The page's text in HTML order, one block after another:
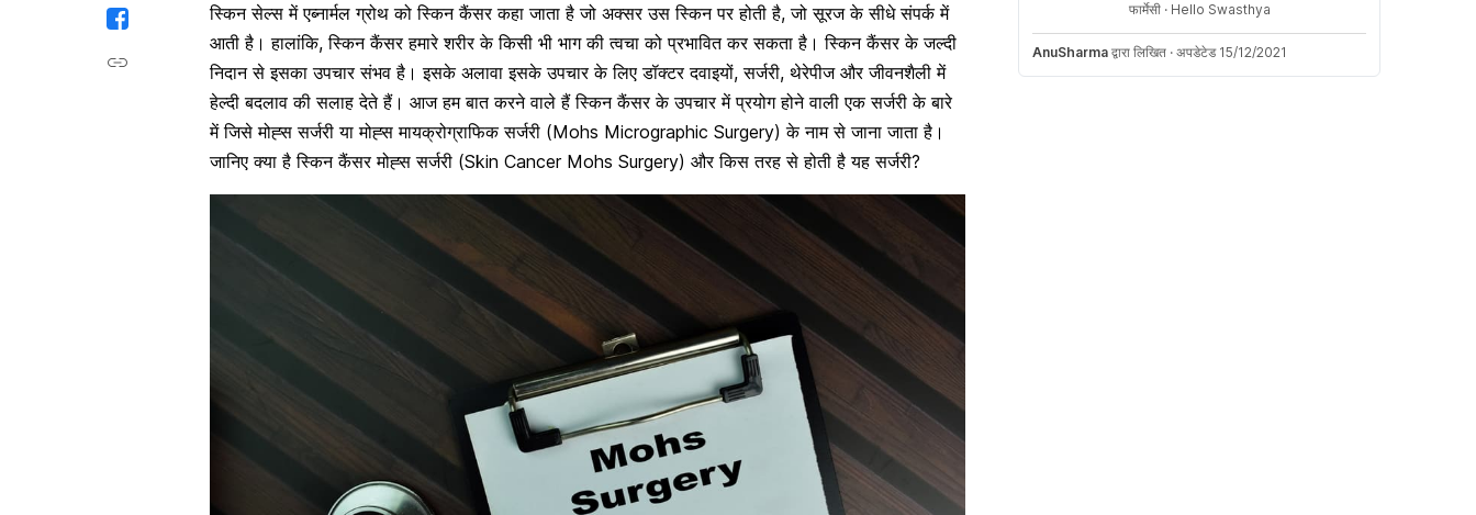
स्किन सेल्स में एब्नार्मल ग्रोथ को स्किन कैंसर कहा जाता है जो अक्सर उस स्किन पर होती है, जो सूरज के सीधे संपर्क में
आती है। हालांकि, स्किन कैंसर हमारे शरीर के किसी भी भाग की त्वचा को प्रभावित कर सकता है। स्किन कैंसर के जल्दी
निदान से इसका उपचार संभव है। इसके अलावा इसके उपचार के लिए डॉक्टर दवाइयों, सर्जरी, थेरेपीज और जीवनशैली में
हेल्दी बदलाव की सलाह देते हैं। आज हम बात करने वाले हैं स्किन कैंसर के उपचार में प्रयोग होने वाली एक सर्जरी के बारे
में जिसे मोह्स सर्जरी या मोह्स मायक्रोग्राफिक सर्जरी (Mohs Micrographic Surgery) के नाम से जाना जाता है।
जानिए क्या है स्किन कैंसर मोह्स सर्जरी (Skin Cancer Mohs Surgery) और किस तरह से होती है यह सर्जरी?
फार्मेसी · Hello Swasthya
AnuSharma द्वारा लिखित · अपडेटेड 15/12/2021